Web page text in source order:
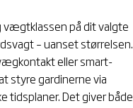
vægtklassen på dit valgte
– uanset størrelsen.
eller smart-
styre gardinerne via
tidsplaner. Det giver både